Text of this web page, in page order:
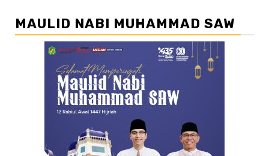
MAULID NABI MUHAMMAD SAW